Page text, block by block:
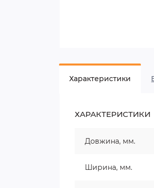
Характеристики
ХАРАКТЕРИСТИКИ
Довжина, мм.
Ширина, мм.